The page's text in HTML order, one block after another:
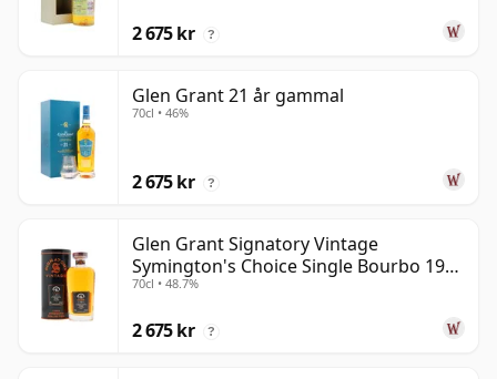
2 675 kr ?
Glen Grant 21 år gammal
70cl • 46%
2 675 kr ?
Glen Grant Signatory Vintage
Symington's Choice Single Bourbo 1995
30 år gammal
70cl • 48.7%
2 675 kr ?